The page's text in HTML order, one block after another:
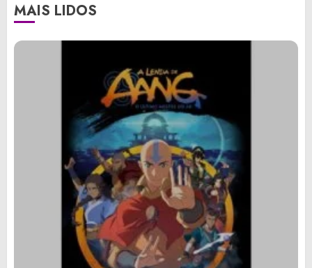
MAIS LIDOS